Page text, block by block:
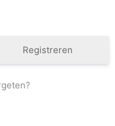
Registreren